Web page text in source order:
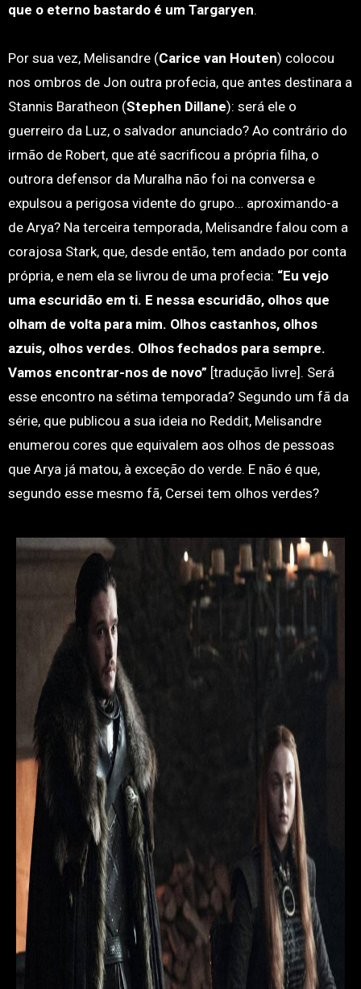
que o eterno bastardo é um Targaryen.
Por sua vez, Melisandre (Carice van Houten) colocou
nos ombros de Jon outra profecia, que antes destinara a
Stannis Baratheon (Stephen Dillane): será ele o
guerreiro da Luz, o salvador anunciado? Ao contrário do
irmão de Robert, que até sacrificou a própria filha, o
outrora defensor da Muralha não foi na conversa e
expulsou a perigosa vidente do grupo… aproximando-a
de Arya? Na terceira temporada, Melisandre falou com a
corajosa Stark, que, desde então, tem andado por conta
própria, e nem ela se livrou de uma profecia: “Eu vejo
uma escuridão em ti. E nessa escuridão, olhos que
olham de volta para mim. Olhos castanhos, olhos
azuis, olhos verdes. Olhos fechados para sempre.
Vamos encontrar-nos de novo” [tradução livre]. Será
esse encontro na sétima temporada? Segundo um fã da
série, que publicou a sua ideia no Reddit, Melisandre
enumerou cores que equivalem aos olhos de pessoas
que Arya já matou, à exceção do verde. E não é que,
segundo esse mesmo fã, Cersei tem olhos verdes?